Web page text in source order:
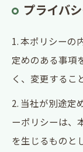
プライバ
1. 本ポリシーの
定めのある事項
く、変更するこ
2. 当社が別途定
ーポリシーは、
を生じるものと